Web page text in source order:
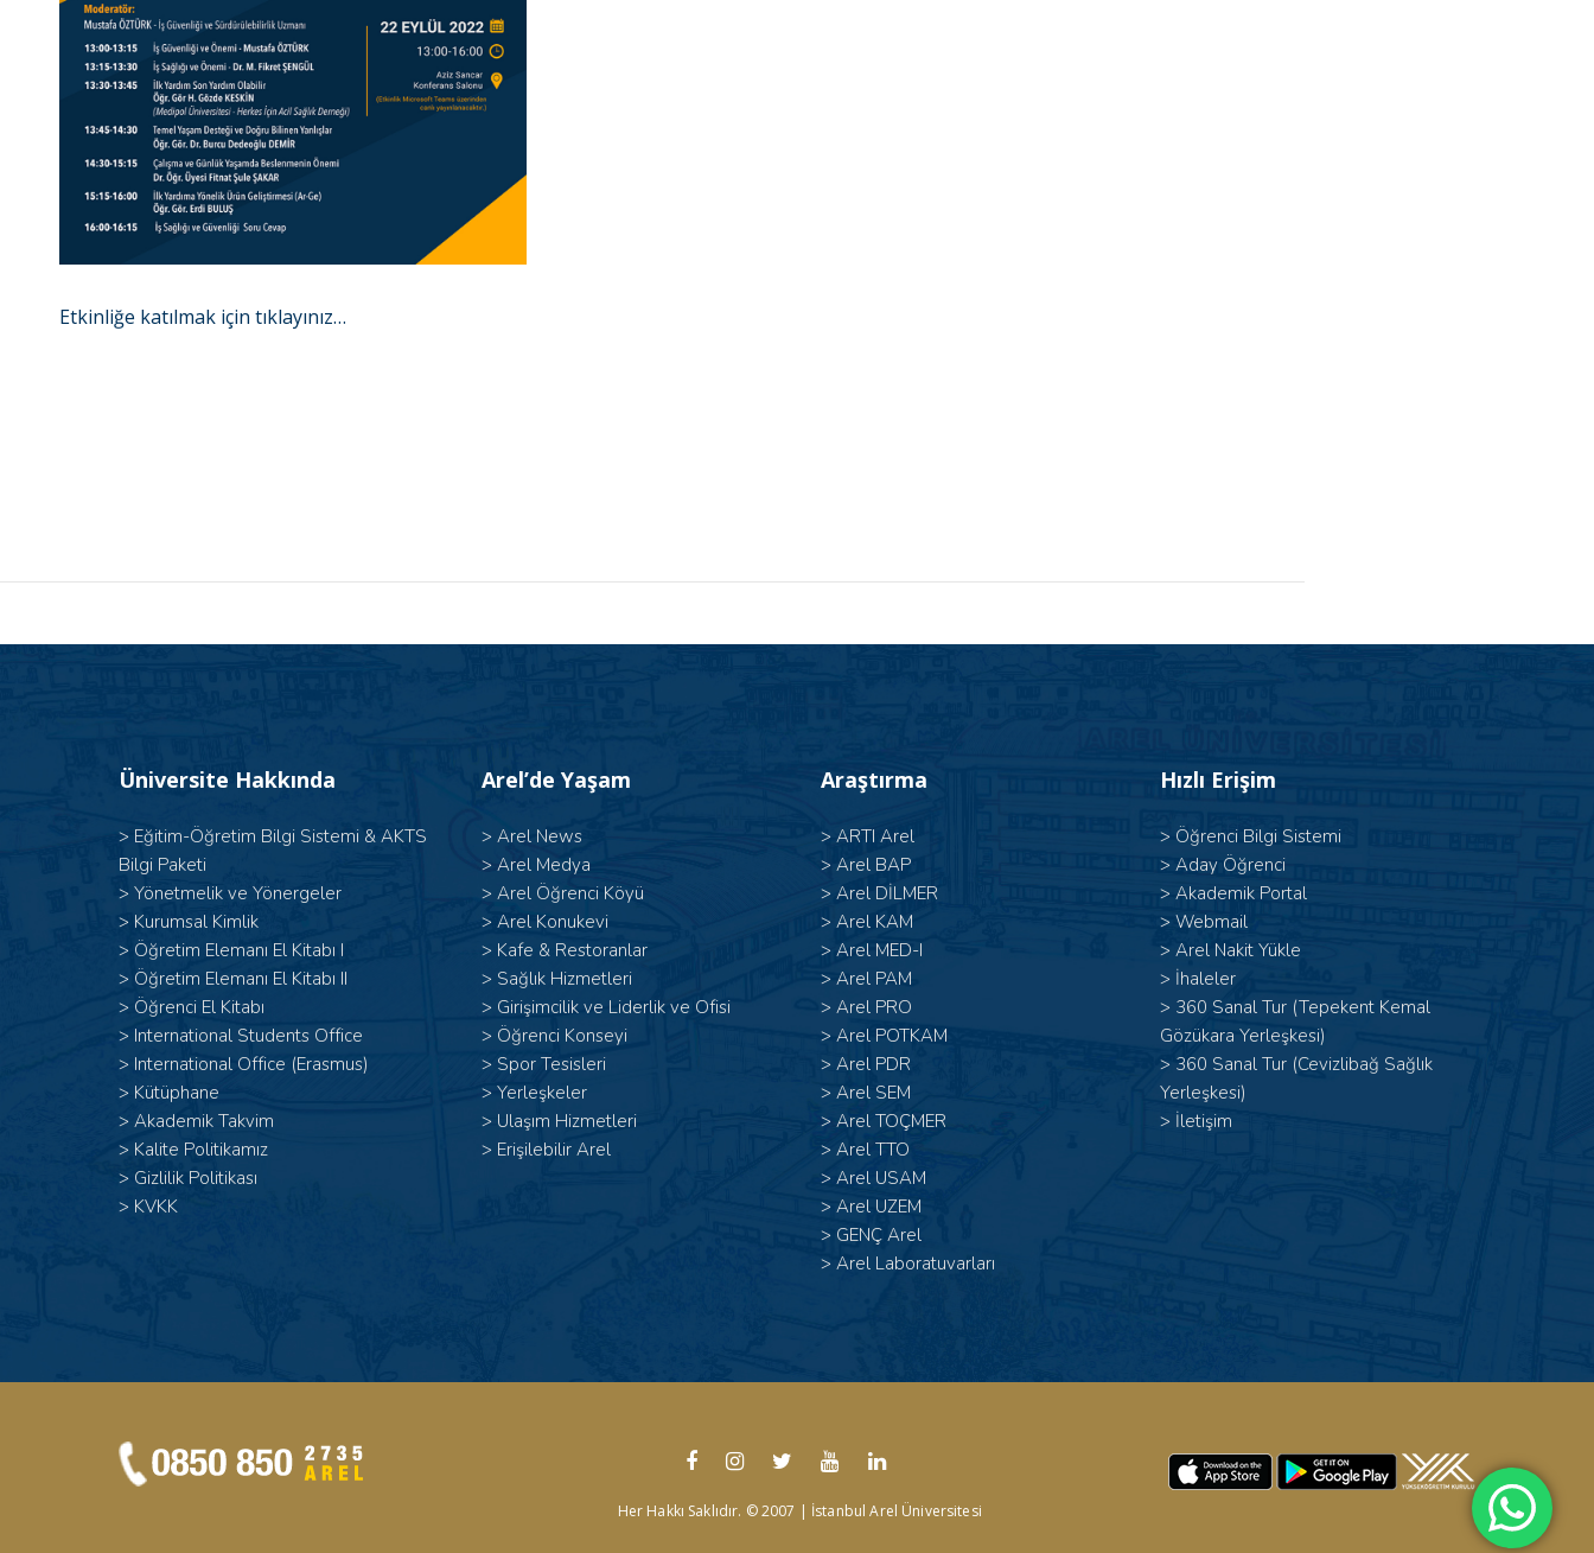
Etkinliğe katılmak için tıklayınız…
Üniversite Hakkında
> Eğitim-Öğretim Bilgi Sistemi & AKTS
Bilgi Paketi
> Yönetmelik ve Yönergeler
> Kurumsal Kimlik
> Öğretim Elemanı El Kitabı I
> Öğretim Elemanı El Kitabı II
> Öğrenci El Kitabı
> International Students Office
> International Office (Erasmus)
> Kütüphane
> Akademik Takvim
> Kalite Politikamız
> Gizlilik Politikası
> KVKK
Arel’de Yaşam
> Arel News
> Arel Medya
> Arel Öğrenci Köyü
> Arel Konukevi
> Kafe & Restoranlar
> Sağlık Hizmetleri
> Girişimcilik ve Liderlik ve Ofisi
> Öğrenci Konseyi
> Spor Tesisleri
> Yerleşkeler
> Ulaşım Hizmetleri
> Erişilebilir Arel
Araştırma
> ARTI Arel
> Arel BAP
> Arel DİLMER
> Arel KAM
> Arel MED-I
> Arel PAM
> Arel PRO
> Arel POTKAM
> Arel PDR
> Arel SEM
> Arel TOÇMER
> Arel TTO
> Arel USAM
> Arel UZEM
> GENÇ Arel
> Arel Laboratuvarları
Hızlı Erişim
> Öğrenci Bilgi Sistemi
> Aday Öğrenci
> Akademik Portal
> Webmail
> Arel Nakit Yükle
> İhaleler
> 360 Sanal Tur (Tepekent Kemal
Gözükara Yerleşkesi)
> 360 Sanal Tur (Cevizlibağ Sağlık
Yerleşkesi)
> İletişim
Her Hakkı Saklıdır. © 2007 | İstanbul Arel Üniversitesi